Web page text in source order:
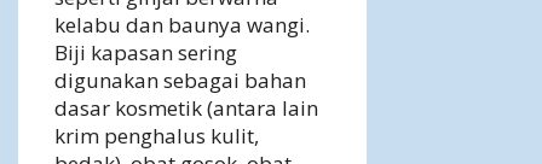
kelabu dan baunya wangi.
Biji kapasan sering
digunakan sebagai bahan
dasar kosmetik (antara lain
krim penghalus kulit,